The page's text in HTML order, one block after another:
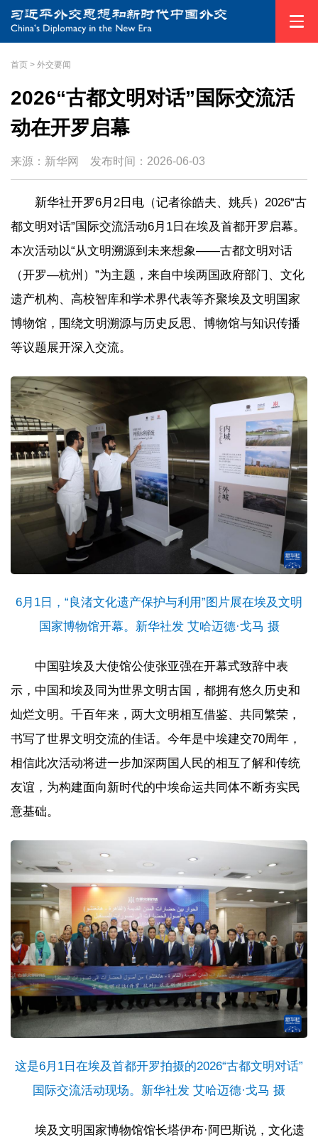
首页 > 外交要闻
2026“古都文明对话”国际交流活
动在开罗启幕
来源：新华网 发布时间： 2026-06-03
新华社开罗6月2日电（记者徐皓夫、姚兵）2026“古
都文明对话”国际交流活动6月1日在埃及首都开罗启幕。
本次活动以“从文明溯源到未来想象——古都文明对话
（开罗—杭州）”为主题，来自中埃两国政府部门、文化
遗产机构、高校智库和学术界代表等齐聚埃及文明国家
博物馆，围绕文明溯源与历史反思、博物馆与知识传播
等议题展开深入交流。
6月1日，“良渚文化遗产保护与利用”图片展在埃及文明
国家博物馆开幕。新华社发 艾哈迈德·戈马 摄
中国驻埃及大使馆公使张亚强在开幕式致辞中表
示，中国和埃及同为世界文明古国，都拥有悠久历史和
灿烂文明。千百年来，两大文明相互借鉴、共同繁荣，
书写了世界文明交流的佳话。今年是中埃建交70周年，
相信此次活动将进一步加深两国人民的相互了解和传统
友谊，为构建面向新时代的中埃命运共同体不断夯实民
意基础。
这是6月1日在埃及首都开罗拍摄的2026“古都文明对话”
国际交流活动现场。新华社发 艾哈迈德·戈马 摄
埃及文明国家博物馆馆长塔伊布·阿巴斯说，文化遗